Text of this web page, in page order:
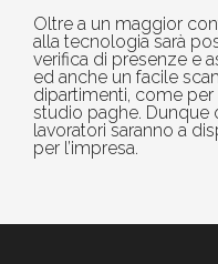
Oltre a un maggior
alla tecnologia sarà
verifica di presenze e
ed anche un facile
dipartimenti, come
studio paghe. Dunque
lavoratori saranno a
per l’impresa.